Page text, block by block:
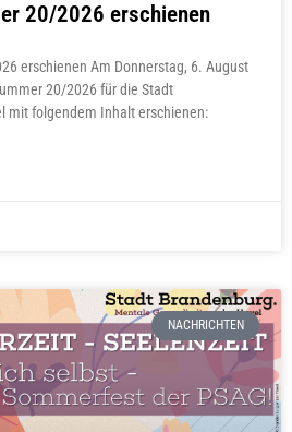
20/2026 erschienen
erschienen Am Donnerstag, 6. August
20/2026 für die Stadt
mit folgendem Inhalt erschienen:
NACHRICHTEN